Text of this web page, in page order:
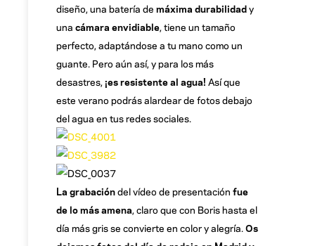
diseño, una batería de máxima durabilidady
una cámara envidiable , tiene un tamaño
perfecto, adaptándose a tu mano como un
guante. Pero aún así, y para los más
desastres, ¡es resistente al agua! Así que
este verano podrás alardear de fotos debajo
del agua en tus redes sociales.
La grabacióndel vídeo de presentación fue
de lo más amena , claro que con Boris hasta el
día más gris se convierte en color y alegría. Os